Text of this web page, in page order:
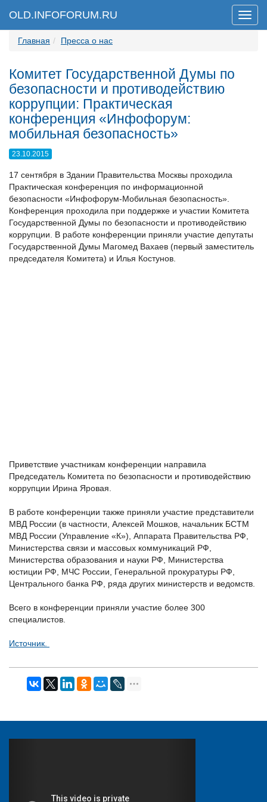
Меню
OLD.INFOFORUM.RU
Главная Пресса о нас
Комитет Государственной Думы по
безопасности и противодействию
коррупции: Практическая
конференция «Инфофорум:
мобильная безопасность»
23.10.2015
17 сентября в Здании Правительства Москвы проходила
Практическая конференция по информационной
безопасности «Инфофорум-Мобильная безопасность».
Конференция проходила при поддержке и участии Комитета
Государственной Думы по безопасности и противодействию
коррупции. В работе конференции приняли участие депутаты
Государственной Думы Магомед Вахаев (первый заместитель
председателя Комитета) и Илья Костунов.
Приветствие участникам конференции направила
Председатель Комитета по безопасности и противодействию
коррупции Ирина Яровая.
В работе конференции также приняли участие представители
МВД России (в частности, Алексей Мошков, начальник БСТМ
МВД России (Управление «К»), Аппарата Правительства РФ,
Министерства связи и массовых коммуникаций РФ,
Министерства образования и науки РФ, Министерства
юстиции РФ, МЧС России, Генеральной прокуратуры РФ,
Центрального банка РФ, ряда других министерств и ведомств.
Всего в конференции приняли участие более 300
специалистов.
Источник.